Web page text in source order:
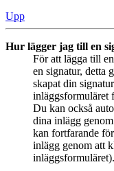
Upp
Hur lägger jag till en
För att lägga till
en signatur, detta
skapat din
inläggsformuläret
Du kan också
dina inlägg
kan fortfarande
inlägg genom att
inläggsformuläret).